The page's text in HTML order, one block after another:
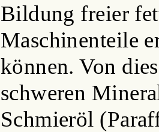
Bildung freier
Maschinenteile
können. Von
schweren
Schmieröl